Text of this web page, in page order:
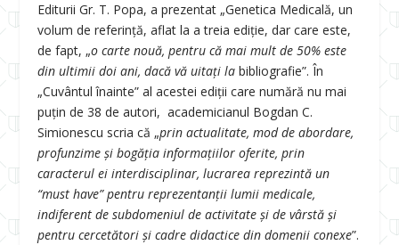
Editurii Gr. T. Popa, a prezentat „Genetica Medicală, un
volum de referință, aflat la a treia ediție, dar care este,
de fapt, „o carte nouă, pentru că mai mult de 50% este
din ultimii doi ani, dacă vă uitați la bibliografie”. În
„Cuvântul înainte” al acestei ediții care numără nu mai
puțin de 38 de autori, academicianul Bogdan C.
Simionescu scria că „prin actualitate, mod de abordare,
profunzime şi bogăţia informaţiilor oferite, prin
caracterul ei interdisciplinar, lucrarea reprezintă un
“must have” pentru reprezentanţii lumii medicale,
indiferent de subdomeniul de activitate şi de vârstă şi
pentru cercetători şi cadre didactice din domenii conexe”.